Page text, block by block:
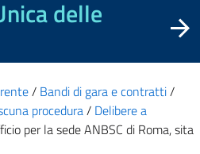
delle
/ Bandi di gara e contratti/
procedura/ Delibere a
per la sede ANBSC di Roma, sita